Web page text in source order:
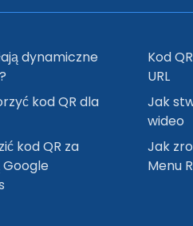
dynamiczne
Kod
URL
kod QR dla
Jak
wideo
kod QR za
Jak
Menu